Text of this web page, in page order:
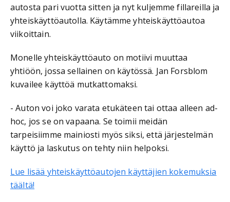
autosta pari vuotta sitten ja nyt kuljemme fillareilla ja
yhteiskäyttöautolla. Käytämme yhteiskäyttöautoa
viikoittain.
Monelle yhteiskäyttöauto on motiivi muuttaa
yhtiöön, jossa sellainen on käytössä. Jan Forsblom
kuvailee käyttöä mutkattomaksi.
- Auton voi joko varata etukäteen tai ottaa alleen ad-
hoc, jos se on vapaana. Se toimii meidän
tarpeisiimme mainiosti myös siksi, että järjestelmän
käyttö ja laskutus on tehty niin helpoksi.
Lue lisää yhteiskäyttöautojen käyttäjien kokemuksia
täältä!